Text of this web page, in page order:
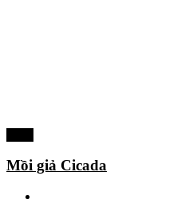
Mồi giả Cicada